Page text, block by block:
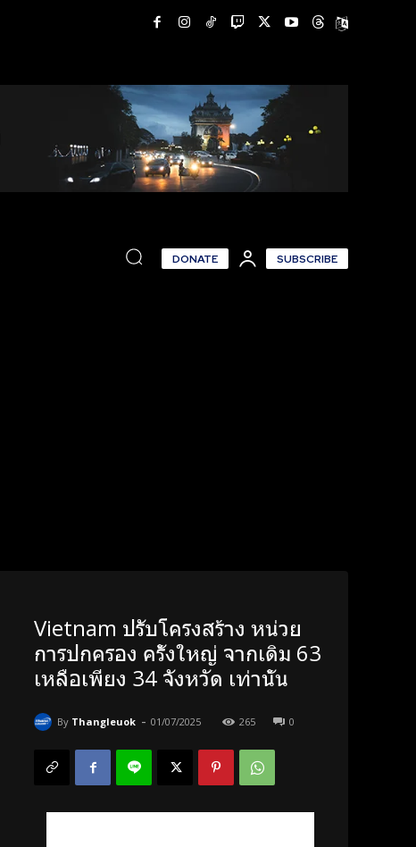
DONATE SUBSCRIBE
Vietnam ปรับโครงสร้าง หน่วย
การปกครอง ครั้งใหญ่ จากเดิม 63
เหลือเพียง 34 จังหวัด เท่านั้น
By Thangleuok - 01/07/2025 265 0